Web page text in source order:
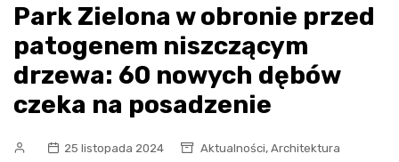
Park Zielona w obronie przed
patogenem niszczącym
drzewa: 60 nowych dębów
czeka na posadzenie
25 listopada 2024 Aktualności, Architektura